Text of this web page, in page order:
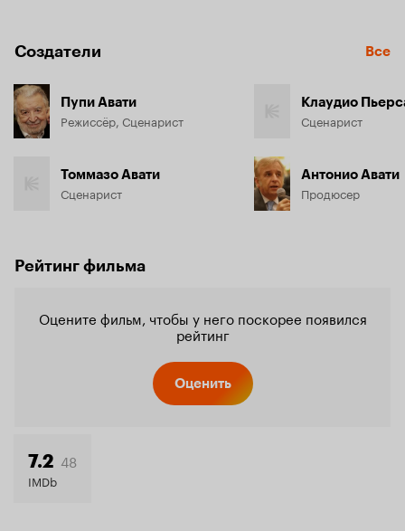
Создатели Все
Пупи Авати
Режиссёр, Сценарист
Томмазо Авати
Сценарист
Клаудио
Сценарист
Антонио Авати
Продюсер
Рейтинг фильма
Оцените фильм, чтобы у него поскорее появился
рейтинг
Оценить
7.2 48
IMDb